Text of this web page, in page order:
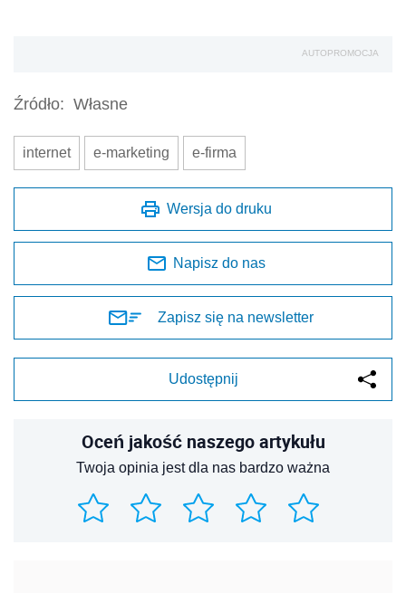
AUTOPROMOCJA
Źródło: Własne
internet e-marketing e-firma
Wersja do druku
Napisz do nas
Zapisz się na newsletter
Udostępnij
Oceń jakość naszego artykułu
Twoja opinia jest dla nas bardzo ważna